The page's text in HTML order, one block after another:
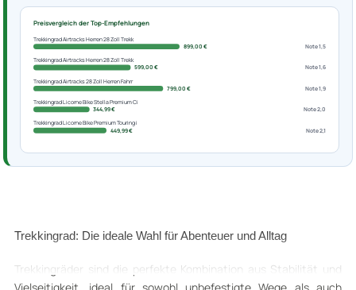
Preisvergleich der Top-Empfehlungen
Trekkingrad Airtracks Herren 28 Zoll Trekk
899,00 €
Note 1,5
Trekkingrad Airtracks Herren 28 Zoll Trekk
599,00 €
Note 1,6
Trekkingrad Airtracks 28 Zoll Herren Fahrr
799,00 €
Note 1,9
Trekkingrad Licorne Bike Stella Premium Ci
344,99 €
Note 2,0
Trekkingrad Licorne Bike Premium Touring i
449,99 €
Note 2,1
Trekkingrad: Die ideale Wahl für Abenteuer und Alltag
Trekkingräder sind die perfekte Kombination aus Stabilität und